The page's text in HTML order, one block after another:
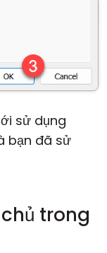
sử dụng
bạn đã sử
trong